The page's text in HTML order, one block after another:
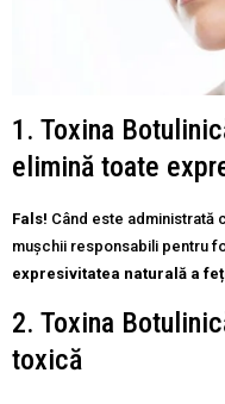
1. Toxina
elimină toate
Fals! Când este administrată
mușchii responsabili pentru
expresivitatea naturală a
2. Toxina
toxică